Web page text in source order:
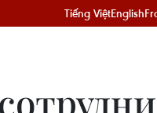
Tiếng ViệtEnglish